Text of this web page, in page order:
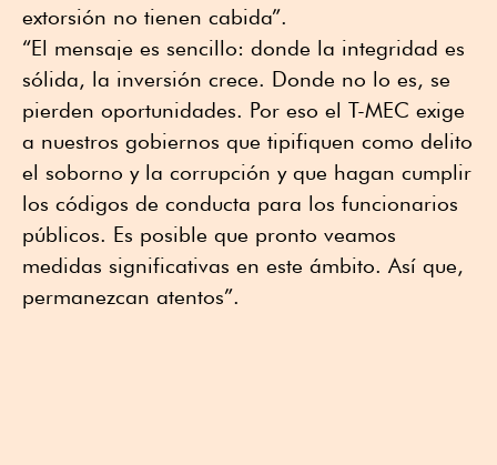
extorsión no tienen cabida”.
“El mensaje es sencillo: donde la integridad es
sólida, la inversión crece. Donde no lo es, se
pierden oportunidades. Por eso el T-MEC exige
a nuestros gobiernos que tipifiquen como delito
el soborno y la corrupción y que hagan cumplir
los códigos de conducta para los funcionarios
públicos. Es posible que pronto veamos
medidas significativas en este ámbito. Así que,
permanezcan atentos”.